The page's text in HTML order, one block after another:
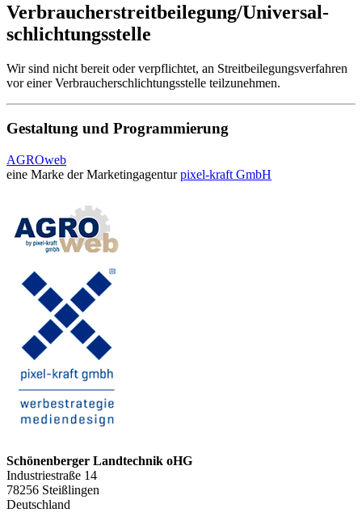
Verbraucher­streit­beilegung/Universal­
schlichtungs­stelle
Wir sind nicht bereit oder verpflichtet, an Streitbeilegungsverfahren
vor einer Verbraucherschlichtungsstelle teilzunehmen.
Gestaltung und Programmierung
AGROweb
eine Marke der Marketingagenturpixel-kraft GmbH
Schönenberger Landtechnik oHG
Industriestraße 14
78256 Steißlingen
Deutschland